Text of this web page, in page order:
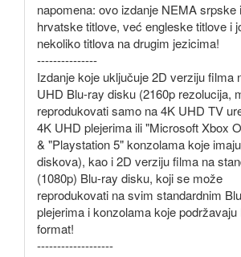
napomena: ovo izdanje NEMA srpske
hrvatske titlove, već engleske titlove i
nekoliko titlova na drugim jezicima!
---------------
Izdanje koje uključuje 2D verziju filma
UHD Blu-ray disku (2160p rezolucija,
reprodukovati samo na 4K UHD TV
4K UHD plejerima ili "Microsoft Xbox
& "Playstation 5" konzolama koje
diskova), kao i 2D verziju filma na
(1080p) Blu-ray disku, koji se može
reprodukovati na svim standardnim
plejerima i konzolama koje podržavaju
format!
-------------------